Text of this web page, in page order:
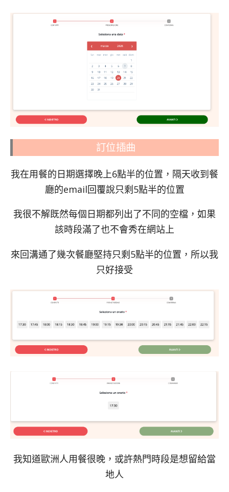
訂位插曲
我在用餐的日期選擇晚上6點半的位置，隔天收到餐
廳的email回覆說只剩5點半的位置
我很不解既然每個日期都列出了不同的空檔，如果
該時段滿了也不會秀在網站上
來回溝通了幾次餐廳堅持只剩5點半的位置，所以我
只好接受
我知道歐洲人用餐很晚，或許熱門時段是想留給當
地人